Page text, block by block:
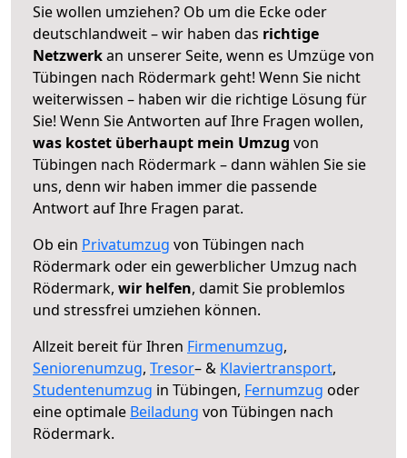
Sie wollen umziehen? Ob um die Ecke oder
deutschlandweit – wir haben das richtige
Netzwerkan unserer Seite, wenn es Umzüge von
Tübingen nach Rödermark geht! Wenn Sie nicht
weiterwissen – haben wir die richtige Lösung für
Sie! Wenn Sie Antworten auf Ihre Fragen wollen,
was kostet überhaupt mein Umzug von
Tübingen nach Rödermark – dann wählen Sie sie
uns, denn wir haben immer die passende
Antwort auf Ihre Fragen parat.
Ob ein Privatumzug von Tübingen nach
Rödermark oder ein gewerblicher Umzug nach
Rödermark, wir helfen, damit Sie problemlos
und stressfrei umziehen können.
Allzeit bereit für Ihren Firmenumzug,
Seniorenumzug, Tresor– & Klaviertransport,
Studentenumzug in Tübingen, Fernumzug oder
eine optimale Beiladung von Tübingen nach
Rödermark.